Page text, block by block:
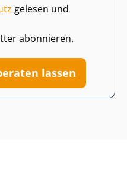
gelesen und
abonnieren.
lassen